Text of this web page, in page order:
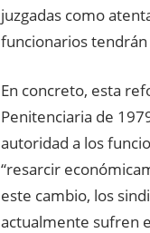
juzgadas como
funcionarios
En concreto, esta
Penitenciaria de
autoridad a los
“resarcir
este cambio, los
actualmente sufren